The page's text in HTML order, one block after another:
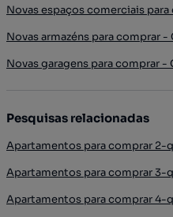
Novas espaços comerciais
Novas armazéns para comprar
Novas garagens para comprar
Pesquisas relacionadas
Apartamentos para comprar 2-
Apartamentos para comprar 3-
Apartamentos para comprar 4-